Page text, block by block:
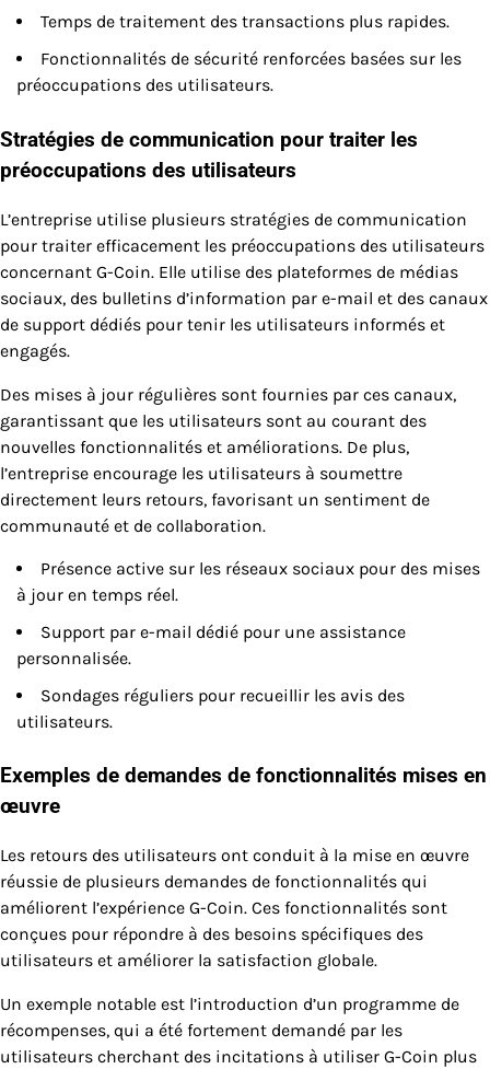
Temps de traitement des transactions plus rapides.
Fonctionnalités de sécurité renforcées basées sur les
préoccupations des utilisateurs.
Stratégies de communication pour traiter les
préoccupations des utilisateurs
L’entreprise utilise plusieurs stratégies de communication
pour traiter efficacement les préoccupations des utilisateurs
concernant G-Coin. Elle utilise des plateformes de médias
sociaux, des bulletins d’information par e-mail et des canaux
de support dédiés pour tenir les utilisateurs informés et
engagés.
Des mises à jour régulières sont fournies par ces canaux,
garantissant que les utilisateurs sont au courant des
nouvelles fonctionnalités et améliorations. De plus,
l’entreprise encourage les utilisateurs à soumettre
directement leurs retours, favorisant un sentiment de
communauté et de collaboration.
Présence active sur les réseaux sociaux pour des mises
à jour en temps réel.
Support par e-mail dédié pour une assistance
personnalisée.
Sondages réguliers pour recueillir les avis des
utilisateurs.
Exemples de demandes de fonctionnalités mises en
œuvre
Les retours des utilisateurs ont conduit à la mise en œuvre
réussie de plusieurs demandes de fonctionnalités qui
améliorent l’expérience G-Coin. Ces fonctionnalités sont
conçues pour répondre à des besoins spécifiques des
utilisateurs et améliorer la satisfaction globale.
Un exemple notable est l’introduction d’un programme de
récompenses, qui a été fortement demandé par les
utilisateurs cherchant des incitations à utiliser G-Coin plus